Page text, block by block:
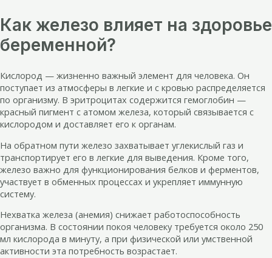
Как железо влияет на здоровье
беременной?
Кислород — жизненно важный элемент для человека. Он
поступает из атмосферы в легкие и с кровью распределяется
по организму. В эритроцитах содержится гемоглобин —
красный пигмент с атомом железа, который связывается с
кислородом и доставляет его к органам.
На обратном пути железо захватывает углекислый газ и
транспортирует его в легкие для выведения. Кроме того,
железо важно для функционирования белков и ферментов,
участвует в обменных процессах и укрепляет иммунную
систему.
Нехватка железа (анемия) снижает работоспособность
организма. В состоянии покоя человеку требуется около 250
мл кислорода в минуту, а при физической или умственной
активности эта потребность возрастает.